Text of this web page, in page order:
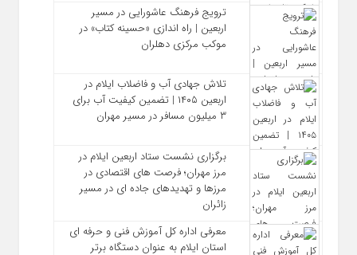
ترویج فرهنگ عاشورایی در مسیر
اربعین | راه‌ اندازی «حسینه کتاب» در
موکب مرکزی دهلران
تلاش جهادی آب و فاضلاب ایلام در
اربعین ۱۴۰۵ | تضمین کیفیت آب برای
۳ میلیون مسافر در مسیر مهران
برگزاری نشست ستاد اربعین ایلام در
مرز مهران؛ فرصت‌ های اقتصادی در
مرزها و تهدیدهای جاده‌ ای در مسیر
زائران
معرفی اداره کل آموزش فنی و حرفه‌ ای
استان ایلام به‌ عنوان دستگاه برتر